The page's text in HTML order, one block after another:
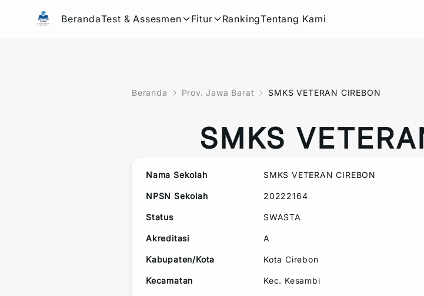
BerandaTest & Assesmen Fitur RankingTentang Kami
Beranda Prov. Jawa Barat SMKS VETERAN CIREBON
SMKS
Nama Sekolah SMKS VETERAN CIREBON
NPSN Sekolah 20222164
Status SWASTA
Akreditasi A
Kabupaten/Kota Kota Cirebon
Kecamatan Kec. Kesambi